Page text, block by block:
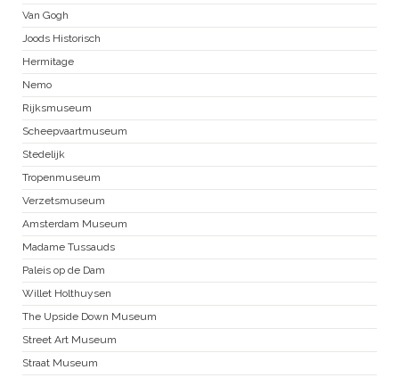
Van Gogh
Joods Historisch
Hermitage
Nemo
Rijksmuseum
Scheepvaartmuseum
Stedelijk
Tropenmuseum
Verzetsmuseum
Amsterdam Museum
Madame Tussauds
Paleis op de Dam
Willet Holthuysen
The Upside Down Museum
Street Art Museum
Straat Museum